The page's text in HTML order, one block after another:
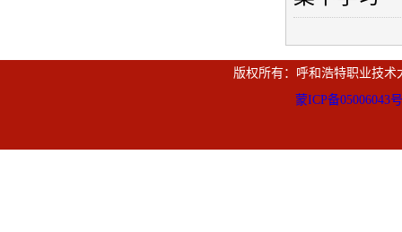
版权所有：呼和浩特职业技
蒙ICP备05006043